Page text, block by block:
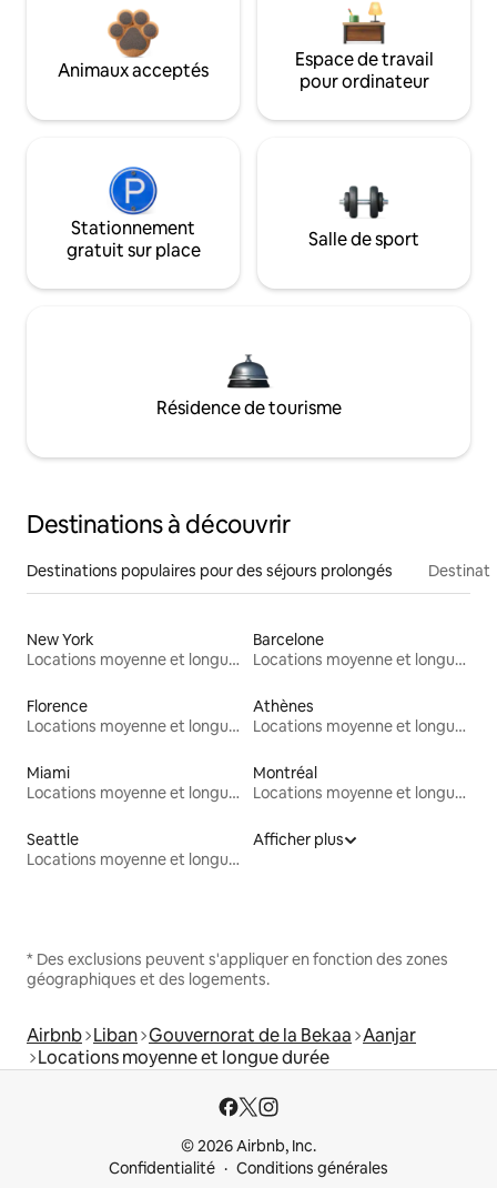
Animaux acceptés
Espace de travail
pour ordinateur
Stationnement
gratuit sur place
Salle de sport
Résidence de tourisme
Destinations à découvrir
Destinations populaires pour des séjours prolongés
New York
Locations moyenne et longue durée
Barcelone
Locations moyenne et longue durée
Florence
Locations moyenne et longue durée
Athènes
Locations moyenne et longue durée
Miami
Locations moyenne et longue durée
Montréal
Locations moyenne et longue durée
Seattle
Locations moyenne et longue durée
Afficher plus
* Des exclusions peuvent s'appliquer en fonction des zones
géographiques et des logements.
Airbnb Liban Gouvernorat de la Bekaa Aanjar
Locations moyenne et longue durée
© 2026 Airbnb, Inc.
Confidentialité
Conditions générales